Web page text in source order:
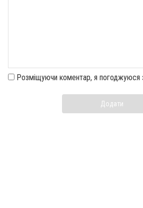
Розміщуючи коментар, я погоджуюся
Додати